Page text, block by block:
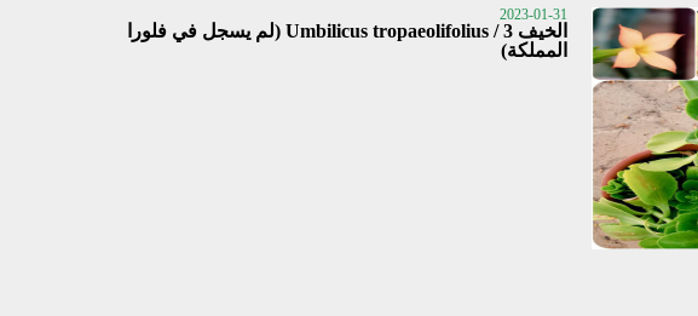
2023-01-31
الخيف 3 / Umbilicus tropaeolifolius (لم يسجل في فلورا
المملكة)